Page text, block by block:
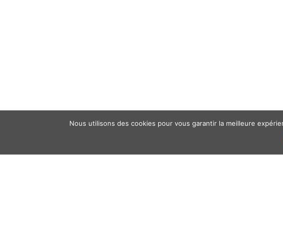
Nous utilisons des cookies pour vous garantir la meilleure